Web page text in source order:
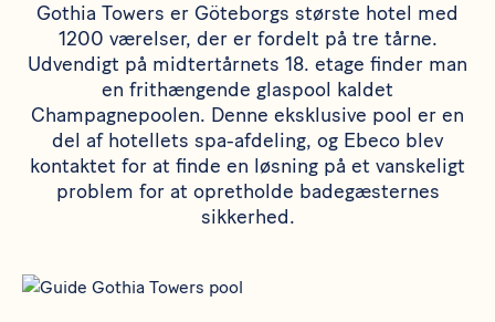
Gothia Towers er Göteborgs største hotel med
1200 værelser, der er fordelt på tre tårne.
Udvendigt på midtertårnets 18. etage finder man
en frithængende glaspool kaldet
Champagnepoolen. Denne eksklusive pool er en
del af hotellets spa-afdeling, og Ebeco blev
kontaktet for at finde en løsning på et vanskeligt
problem for at opretholde badegæsternes
sikkerhed.